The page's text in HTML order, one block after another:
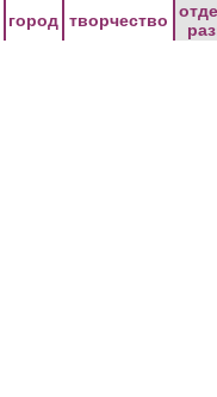
город творчество